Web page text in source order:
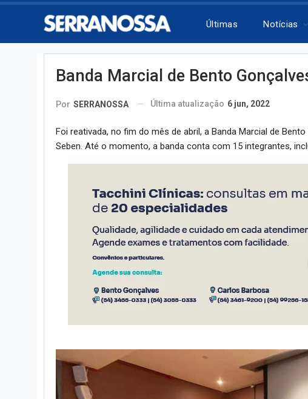
Últimas Notícias
Banda Marcial de Bento
Por SERRANOSSA Última atualização 6 jun, 2022
Foi reativada, no fim do mês de abril, a Banda Marcial de
Seben. Até o momento, a banda conta com 15 integrantes,